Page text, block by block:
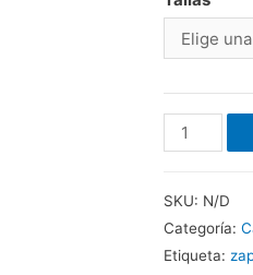
SKU: N/D
Categoría:
Etiqueta: